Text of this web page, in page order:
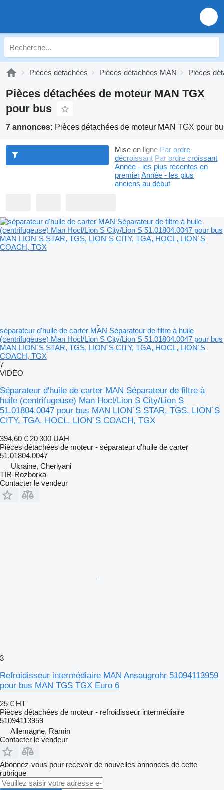
Pièces détachées Pièces détachées MAN Pièces
Pièces détachées de moteur MAN TGX
pour bus
7 annonces: Pièces détachées de moteur MAN TGX pour
Mise en ligne Par ordre
décroissant Par ordre croissant
Année - les plus récentes en
premierAnnée - les plus
anciens au début
séparateur d'huile de carter MAN Séparateur de filtre à huile
(centrifugeuse) Man Hocl/Lion S City/Lion S 51.01804.0047 pour bus
MAN LION´S STAR, TGS, LION´S CITY, TGA, HOCL, LION´S
COACH, TGX
7
VIDÉO
Séparateur d'huile de carter MAN Séparateur de filtre à
huile (centrifugeuse) Man Hocl/Lion S City/Lion S
51.01804.0047 pour bus MAN LION´S STAR, TGS, LION´S
CITY, TGA, HOCL, LION´S COACH, TGX
394,60 € 20 300 UAH
Pièces détachées de moteur - séparateur d'huile de carter
51.01804.0047
Ukraine, Cherlyani
TIR-Rozborka
Contacter le vendeur
3
Refroidisseur intermédiaire MAN Ansaugrohr 51094113959
pour bus MAN TGS TGX Euro 6
25 € HT
Pièces détachées de moteur - refroidisseur intermédiaire
51094113959
Allemagne, Ramin
Contacter le vendeur
Abonnez-vous pour recevoir de nouvelles annonces de cette
rubrique